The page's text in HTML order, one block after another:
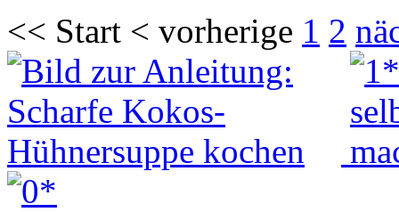
<< Start < vorherige 1 2